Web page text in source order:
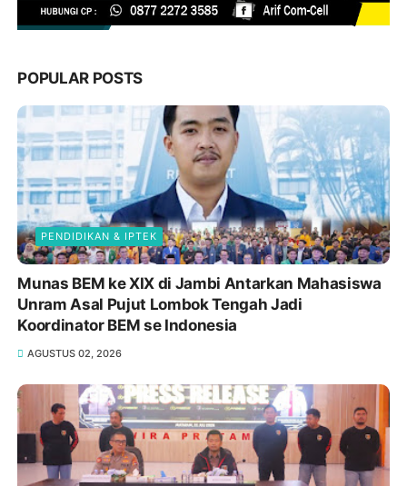
POPULAR POSTS
PENDIDIKAN & IPTEK
Munas BEM ke XIX di Jambi Antarkan Mahasiswa
Unram Asal Pujut Lombok Tengah Jadi
Koordinator BEM se Indonesia
AGUSTUS 02, 2026